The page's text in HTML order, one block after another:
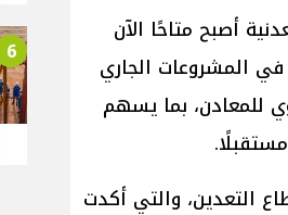
أصبح متاحًا الآن
المشروعات الجاري
للمعادن، بما يسهم
التعدين، والتي أكدت
6